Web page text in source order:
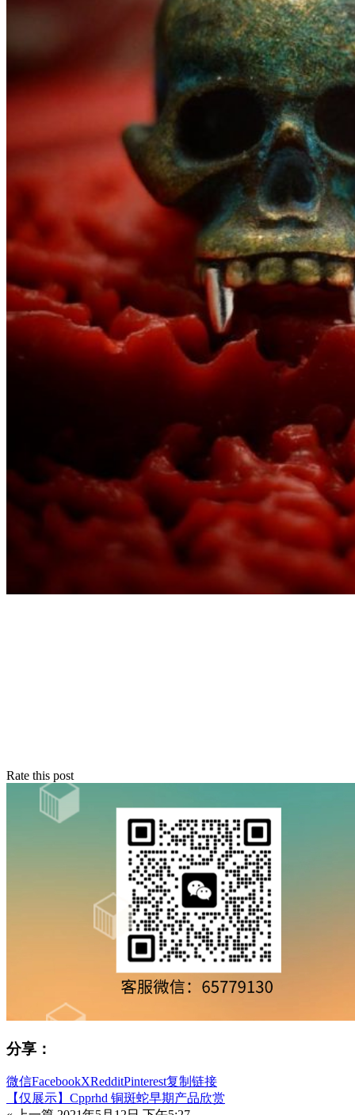
Rate this post
分享：
微信FacebookXRedditPinterest复制链接
【仅展示】Cpprhd 铜斑蛇早期产品欣赏